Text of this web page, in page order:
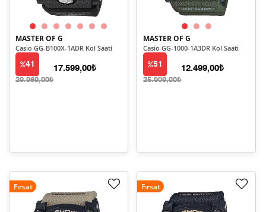
MASTER OF G
Casio GG-B100X-1ADR Kol Saati
41
29.969,00₺
17.599,00₺
MASTER OF G
Casio GG-1000-1A3DR Kol Saati
51
25.909,00₺
12.499,00₺
Fırsat Fırsat